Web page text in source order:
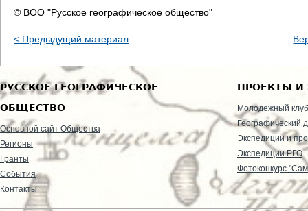
© ВОО "Русское географическое общество"
< Предыдущий материал
РУССКОЕ ГЕОГРАФИЧЕСКОЕ
ОБЩЕСТВО
Основной сайт Общества
Регионы
Гранты
События
Контакты
ПРОЕКТЫ И
Молодежный клуб
Географический
Экспедиции и
Экспедиции РГО
Фотоконкурс